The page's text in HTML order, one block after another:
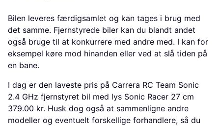
Bilen leveres færdigsamlet og kan tages i brug med
det samme. Fjernstyrede biler kan du blandt andet
også bruge til at konkurrere med andre med. I kan for
eksempel køre mod hinanden eller ved at slå tiden på
en bane.
I dag er den laveste pris på Carrera RC Team Sonic
2.4 GHz fjernstyret bil med lys Sonic Racer 27 cm
379.00 kr. Husk dog også at sammenligne andre
modeller og eventuelt forskellige forhandlere, så du